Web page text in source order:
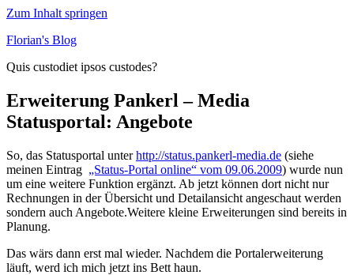
Zum Inhalt springen
Florian's Blog
Quis custodiet ipsos custodes?
Erweiterung Pankerl – Media
Statusportal: Angebote
So, das Statusportal unterhttp://status.pankerl-media.de (siehe
meinen Eintrag „Status-Portal online“ vom 09.06.2009) wurde nun
um eine weitere Funktion ergänzt. Ab jetzt können dort nicht nur
Rechnungen in der Übersicht und Detailansicht angeschaut werden
sondern auch Angebote.Weitere kleine Erweiterungen sind bereits in
Planung.
Das wärs dann erst mal wieder. Nachdem die Portalerweiterung
läuft, werd ich mich jetzt ins Bett haun.